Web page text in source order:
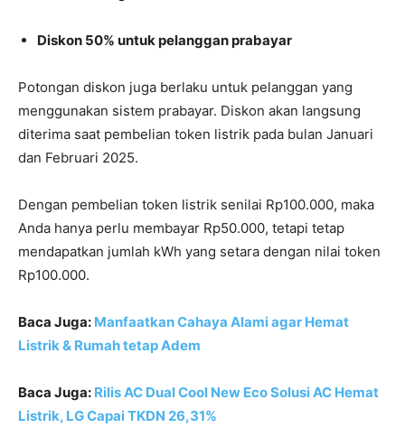
Diskon 50% untuk pelanggan prabayar
Potongan diskon juga berlaku untuk pelanggan yang
menggunakan sistem prabayar. Diskon akan langsung
diterima saat pembelian token listrik pada bulan Januari
dan Februari 2025.
Dengan pembelian token listrik senilai Rp100.000, maka
Anda hanya perlu membayar Rp50.000, tetapi tetap
mendapatkan jumlah kWh yang setara dengan nilai token
Rp100.000.
Baca Juga: Manfaatkan Cahaya Alami agar Hemat
Listrik & Rumah tetap Adem
Baca Juga: Rilis AC Dual Cool New Eco Solusi AC Hemat
Listrik, LG Capai TKDN 26,31%